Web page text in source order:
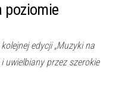
poziomie
edycji „Muzyki na
uwielbiany przez szerokie